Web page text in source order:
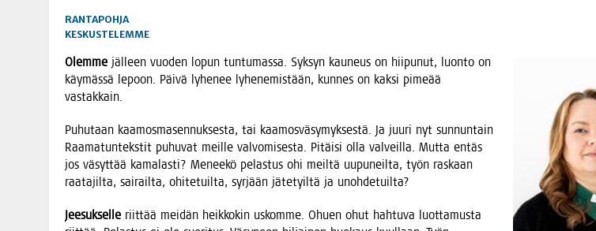
RANTAPOHJA
KESKUSTELEMME
Olem­me jäl­leen vuo­den lopun tun­tu­mas­sa. Syk­syn kau­neus on hii­pu­nut, luon­to on
käy­mäs­sä lepoon. Päi­vä lyhe­nee lyhe­ne­mis­tään, kun­nes on kak­si pime­ää
vastakkain.
Puhu­taan kaa­mos­ma­sen­nuk­ses­ta, tai kaa­mos­vä­sy­myk­ses­tä. Ja juu­ri nyt sun­nun­tain
Raa­ma­tun­teks­tit puhu­vat meil­le val­vo­mi­ses­ta. Pitäi­si olla val­veil­la. Mut­ta entäs
jos väsyt­tää kama­las­ti? Menee­kö pelas­tus ohi meil­tä uupu­neil­ta, työn ras­kaan
raa­ta­jil­ta, sai­rail­ta, ohi­te­tuil­ta, syr­jään jäte­tyil­tä ja unohdetuilta?
Jee­suk­sel­le riit­tää mei­dän heik­ko­kin uskom­me. Ohuen ohut hah­tu­va luot­ta­mus­ta